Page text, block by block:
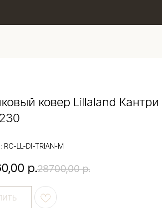
ковер Lillaland
RC-LL-DI-TRIAN-M
р.28700,00 р.